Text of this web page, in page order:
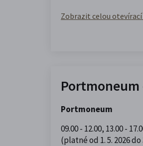
Zobrazit celou otevírací
Portmoneum
Portmoneum
09.00 - 12.00, 13.00 -
(platné od 1. 5. 2026 do